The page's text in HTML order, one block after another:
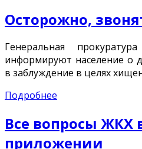
Осторожно,
Генеральная
информируют население о
в заблуждение в целях
Подробнее
Все вопросы ЖКХ
приложении